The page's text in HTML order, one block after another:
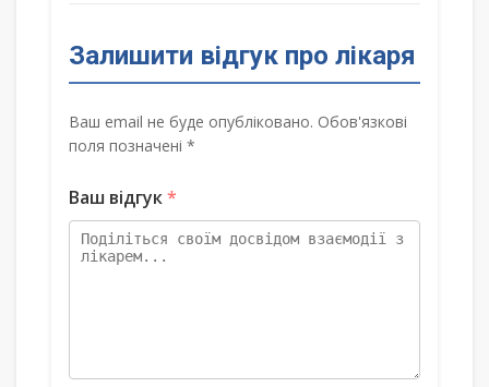
Залишити відгук про лікаря
Ваш email не буде опубліковано. Обов'язкові
поля позначені *
Ваш відгук*